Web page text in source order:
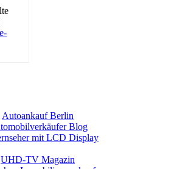
Autoankauf Berlin
Blog
mit LCD Display
UHD-TV Magazin